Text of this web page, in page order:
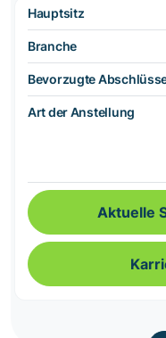
Hauptsitz
Branche
Bevorzugte
Art der Anstellung
Aktuelle